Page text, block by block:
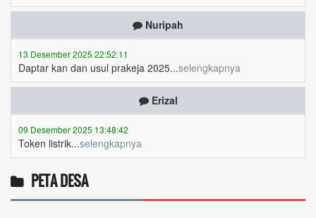
Daptar kan dan usul prakeja 2025...
Erizal
selengkapnya
06 Desember 2025 18:38:17
Pulsa gratis ...selengkapnya
PETA DESA